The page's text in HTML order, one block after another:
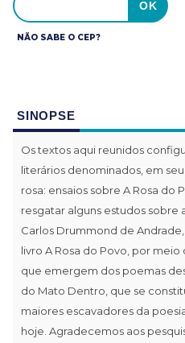
NÃO SABE O CEP?
SINOPSE
Os textos aqui reunidos
literários denominados, em
rosa: ensaios sobre A Rosa do
resgatar alguns estudos sobre
Carlos Drummond de
livro A Rosa do Povo, por
que emergem dos poemas
do Mato Dentro, que se
maiores escavadores da
hoje. Agradecemos aos